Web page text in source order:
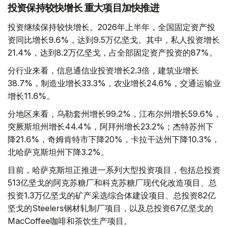
投资保持较快增长 重大项目加快推进
投资继续保持较快增长。2026年上半年，全国固定资产投
资同比增长9.6%，达到9.5万亿坚戈。其中，私人投资增长
21.4%，达到8.2万亿坚戈，占全部固定资产投资的87%。
分行业来看，信息通信业投资增长2.3倍，建筑业增长
38.7%，制造业增长33.3%，农业增长24.6%，交通运输业
增长11.6%。
分地区来看，乌勒套州增长99.2%，江布尔州增长59.6%，
突厥斯坦州增长44.4%，阿拜州增长23.2%；杰特苏州下
降21.6%，奇姆肯特市下降20%，卡拉干达州下降10.3%，
北哈萨克斯坦州下降3.2%。
目前，哈萨克斯坦正推进一系列大型投资项目，包括总投资
513亿坚戈的阿克苏糖厂和科克苏糖厂现代化改造项目、总
投资1.3万亿坚戈的矿产采选综合体建设项目、总投资82亿
坚戈的Steelers钢材轧制厂项目，以及总投资67亿坚戈的
MacCoffee咖啡和茶饮生产项目。